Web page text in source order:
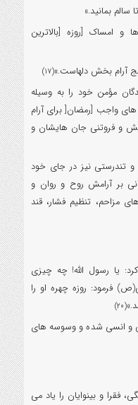
سالم بمانید.»
و امساک [روزه [بالاترین
آرام بخش دلهاست.»(17)
مؤمن خود را به وسیله
های واجب [رمضان[ برای آرام
و فروتنی جان هایشان و
و تندرستی نیز در جای خود
بر آرامش روح و روان و
مزاحم، تنظیم فشار، قند
یا رسول الله! چه چیزی
فرمود: روزه چهره او را
(20)
و انسی شده و وسوسه های
فقرا و بینوایان را یاد می